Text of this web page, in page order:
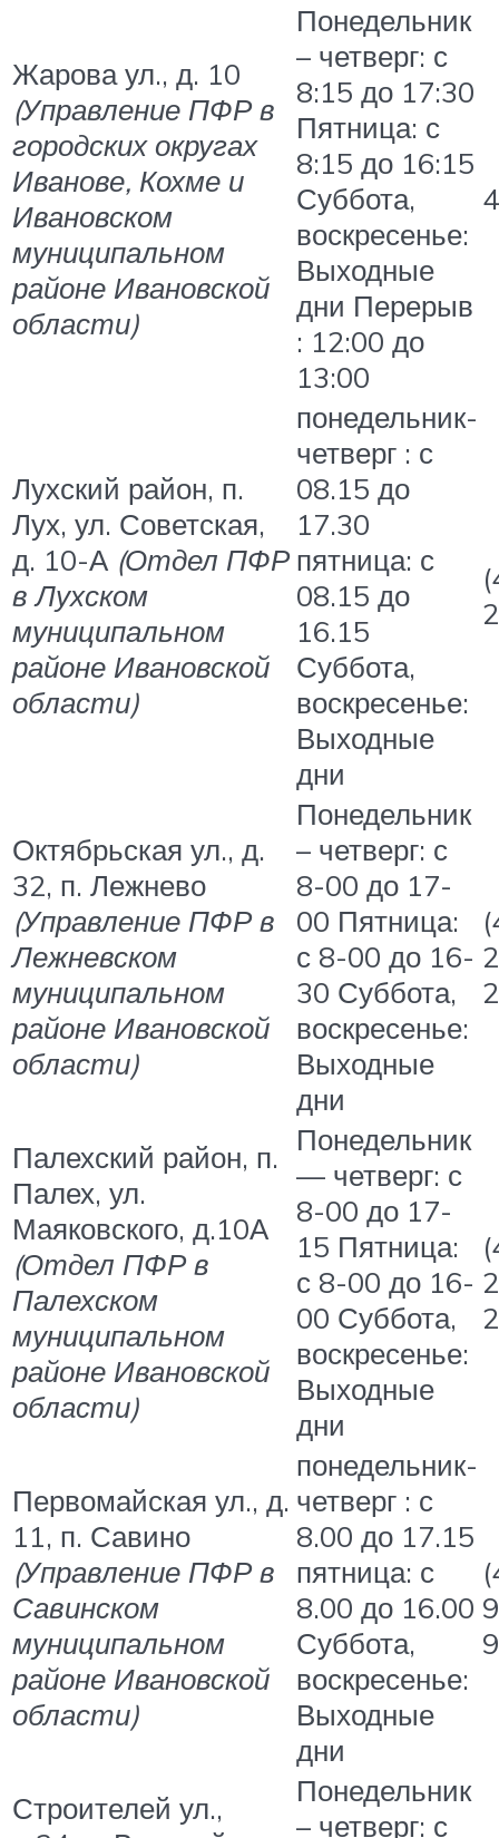
Жарова ул., д. 10
(Управление ПФР в
городских округах
Иванове, Кохме и
Ивановском
муниципальном
районе Ивановской
области)
Понедельник
– четверг: с
8:15 до 17:30
Пятница: с
8:15 до 16:15
Суббота,
воскресенье:
Выходные
дни Перерыв
: 12:00 до
13:00
Лухский район, п.
Лух, ул. Советская,
д. 10-А (Отдел ПФР
в Лухском
муниципальном
районе Ивановской
области)
понедельник-
четверг : с
08.15 до
17.30
пятница: с
08.15 до
16.15
Суббота,
воскресенье:
Выходные
дни
Октябрьская ул., д.
32, п. Лежнево
(Управление ПФР в
Лежневском
муниципальном
районе Ивановской
области)
Понедельник
– четверг: с
8-00 до 17-
00 Пятница:
с 8-00 до 16-
30 Суббота,
воскресенье:
Выходные
дни
Палехский район, п.
Палех, ул.
Маяковского, д.10А
(Отдел ПФР в
Палехском
муниципальном
районе Ивановской
области)
Понедельник
— четверг: с
8-00 до 17-
15 Пятница:
с 8-00 до 16-
00 Суббота,
воскресенье:
Выходные
дни
Первомайская ул., д.
11, п. Савино
(Управление ПФР в
Савинском
муниципальном
районе Ивановской
области)
понедельник-
четверг : с
8.00 до 17.15
пятница: с
8.00 до 16.00
Суббота,
воскресенье:
Выходные
дни
Строителей ул.,
Понедельник
– четверг: с